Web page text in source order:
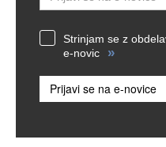
Strinjam se z
e-novic
»
Prijavi se na e-novice